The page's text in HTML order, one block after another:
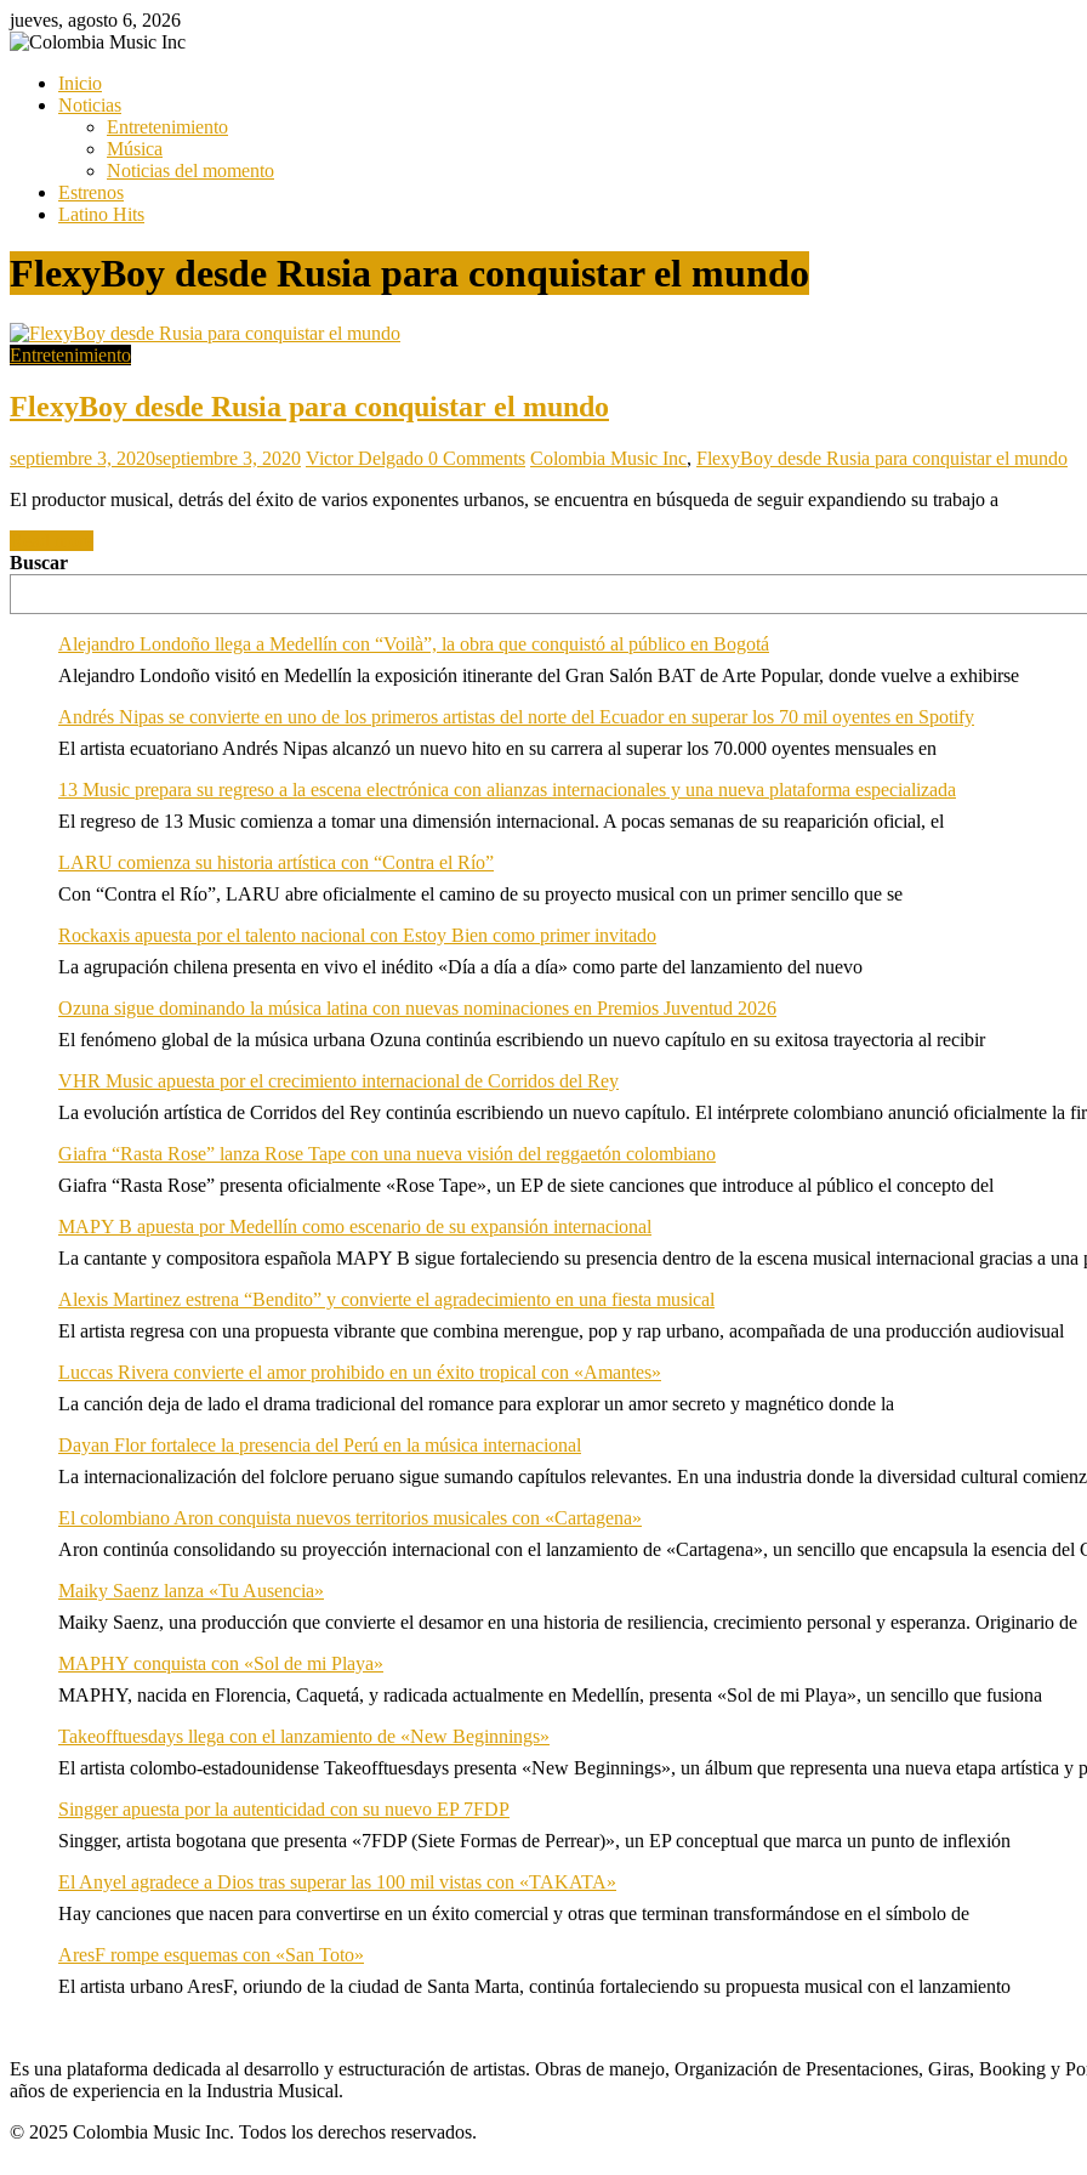
Saltar
al
jueves, agosto 6, 2026
Music
Music
Inicio
Noticias
Entretenimiento
Música
Noticias del momento
Estrenos
Latino Hits
FlexyBoy desde Rusia para conquistar el mundo
Entretenimiento
FlexyBoy desde Rusia para conquistar el mundo
septiembre 3, 2020septiembre 3, 2020 Victor Delgado 0 Comments Colombia Music Inc, FlexyBoy desde Rusia para conquistar el mundo
El productor musical, detrás del éxito de varios exponentes urbanos, se encuentra en búsqueda de seguir expandiendo su trabajo a
Buscar
Alejandro Londoño llega a Medellín con “Voilà”, la obra que conquistó al público en Bogotá
Alejandro Londoño visitó en Medellín la exposición itinerante del Gran Salón BAT de Arte Popular, donde vuelve a exhibirse
Andrés Nipas se convierte en uno de los primeros artistas del norte del Ecuador en superar los 70 mil oyentes en Spotify
El artista ecuatoriano Andrés Nipas alcanzó un nuevo hito en su carrera al superar los 70.000 oyentes mensuales en
13 Music prepara su regreso a la escena electrónica con alianzas internacionales y una nueva plataforma especializada
El regreso de 13 Music comienza a tomar una dimensión internacional. A pocas semanas de su reaparición oficial, el
LARU comienza su historia artística con “Contra el Río”
Con “Contra el Río”, LARU abre oficialmente el camino de su proyecto musical con un primer sencillo que se
Rockaxis apuesta por el talento nacional con Estoy Bien como primer invitado
La agrupación chilena presenta en vivo el inédito «Día a día a día» como parte del lanzamiento del nuevo
Ozuna sigue dominando la música latina con nuevas nominaciones en Premios Juventud 2026
El fenómeno global de la música urbana Ozuna continúa escribiendo un nuevo capítulo en su exitosa trayectoria al recibir
VHR Music apuesta por el crecimiento internacional de Corridos del Rey
La evolución artística de Corridos del Rey continúa escribiendo un nuevo capítulo. El intérprete colombiano anunció oficialmente la
Giafra “Rasta Rose” lanza Rose Tape con una nueva visión del reggaetón colombiano
Giafra “Rasta Rose” presenta oficialmente «Rose Tape», un EP de siete canciones que introduce al público el concepto del
MAPY B apuesta por Medellín como escenario de su expansión internacional
La cantante y compositora española MAPY B sigue fortaleciendo su presencia dentro de la escena musical internacional gracias a una
Alexis Martinez estrena “Bendito” y convierte el agradecimiento en una fiesta musical
El artista regresa con una propuesta vibrante que combina merengue, pop y rap urbano, acompañada de una producción audiovisual
Luccas Rivera convierte el amor prohibido en un éxito tropical con «Amantes»
La canción deja de lado el drama tradicional del romance para explorar un amor secreto y magnético donde la
Dayan Flor fortalece la presencia del Perú en la música internacional
La internacionalización del folclore peruano sigue sumando capítulos relevantes. En una industria donde la diversidad cultural
El colombiano Aron conquista nuevos territorios musicales con «Cartagena»
Aron continúa consolidando su proyección internacional con el lanzamiento de «Cartagena», un sencillo que encapsula la esencia del
Maiky Saenz lanza «Tu Ausencia»
Maiky Saenz, una producción que convierte el desamor en una historia de resiliencia, crecimiento personal y esperanza. Originario de
MAPHY conquista con «Sol de mi Playa»
MAPHY, nacida en Florencia, Caquetá, y radicada actualmente en Medellín, presenta «Sol de mi Playa», un sencillo que fusiona
Takeofftuesdays llega con el lanzamiento de «New Beginnings»
El artista colombo-estadounidense Takeofftuesdays presenta «New Beginnings», un álbum que representa una nueva etapa artística y
Singger apuesta por la autenticidad con su nuevo EP 7FDP
Singger, artista bogotana que presenta «7FDP (Siete Formas de Perrear)», un EP conceptual que marca un punto de inflexión
El Anyel agradece a Dios tras superar las 100 mil vistas con «TAKATA»
Hay canciones que nacen para convertirse en un éxito comercial y otras que terminan transformándose en el símbolo de
AresF rompe esquemas con «San Toto»
El artista urbano AresF, oriundo de la ciudad de Santa Marta, continúa fortaleciendo su propuesta musical con el lanzamiento
Es una plataforma dedicada al desarrollo y estructuración de artistas. Obras de manejo, Organización de Presentaciones, Giras, Booking y
años de experiencia en la Industria Musical.
© 2025 Colombia Music Inc. Todos los derechos reservados.